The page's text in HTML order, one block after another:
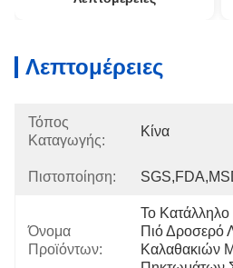
Λεπτομέρειες
Τόπος
Καταγωγής:
Κίνα
Πιστοποίηση:
Όνομα
Προϊόντων:
Το
Πιό Δροσερό
Καλαθακιών